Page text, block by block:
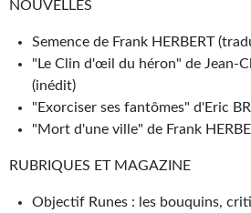
Newsletter
Le Bélial' sur Youtube
LE BLOG BIFROST
La Bibliothèque orbitale
NOUVELLES
Semence de Frank HERBERT
"Le Clin d'œil du héron" de Jean-
(inédit)
"Exorciser ses fantômes" d'Eric
"Mort d'une ville" de Frank
RUBRIQUES ET MAGAZINE
Objectif Runes : les bouquins,